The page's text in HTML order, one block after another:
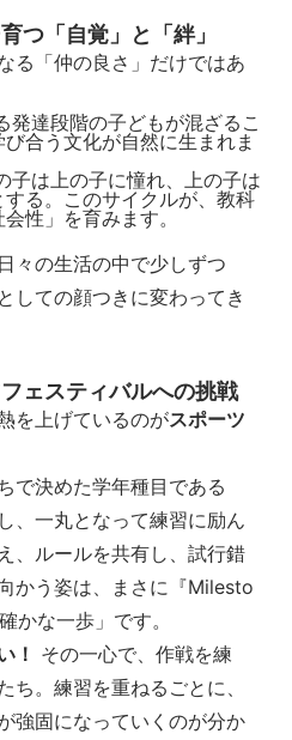
つ「自覚」と「絆」
る「仲の良さ」だけではあ
発達段階の子どもが混ざるこ
合う文化が自然に生まれま
子は上の子に憧れ、上の子は
る。このサイクルが、教科
性」を育みます。
々の生活の中で少しずつ
しての顔つきに変わってき
ェスティバルへの挑戦
を上げているのがスポーツ
で決めた学年種目である
、一丸となって練習に励ん
、ルールを共有し、試行錯
かう姿は、まさに『Milesto
かな一歩」です。
！ その一心で、作戦を練
ち。練習を重ねるごとに、
強固になっていくのが分か